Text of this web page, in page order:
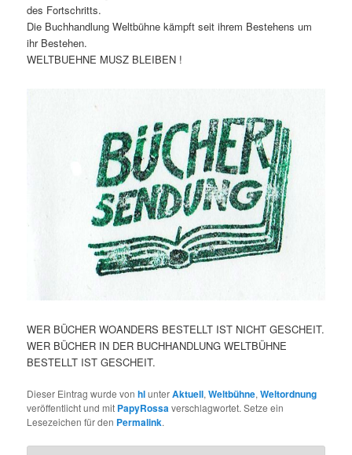
des Fortschritts.
Die Buchhandlung Weltbühne kämpft seit ihrem Bestehens um
ihr Bestehen.
WELTBUEHNE MUSZ BLEIBEN !
WER BÜCHER WOANDERS BESTELLT IST NICHT GESCHEIT.
WER BÜCHER IN DER BUCHHANDLUNG WELTBÜHNE
BESTELLT IST GESCHEIT.
Dieser Eintrag wurde vonhlunterAktuell,Weltbühne,Weltordnung
veröffentlicht und mit PapyRossaverschlagwortet. Setze ein
Lesezeichen für den Permalink.